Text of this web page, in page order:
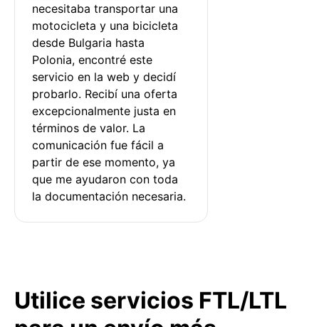
necesitaba transportar una
motocicleta y una bicicleta
desde Bulgaria hasta
Polonia, encontré este
servicio en la web y decidí
probarlo. Recibí una oferta
excepcionalmente justa en
términos de valor. La
comunicación fue fácil a
partir de ese momento, ya
que me ayudaron con toda
la documentación necesaria.
Utilice servicios FTL/LTL